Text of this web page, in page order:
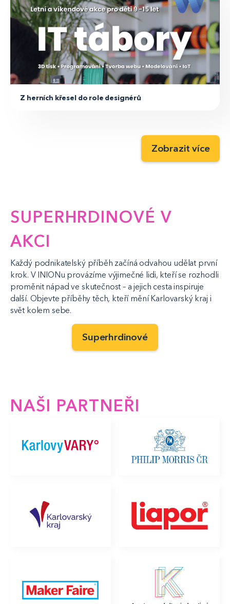
Pozvánka
Z herních křesel do role designérů
Zobrazit více
SUPERHRDINOVÉ V
AKCI
Každý podnikatelský příběh začíná odvahou udělat první
krok. V INIONu provázíme výjimečné lidi, kteří se rozhodli
proměnit nápad ve skutečnost – a jejich cesta inspiruje
další. Objevte příběhy těch, kteří mění Karlovarský kraj i
svět kolem sebe.
Superhrdinové
NAŠI PARTNEŘI